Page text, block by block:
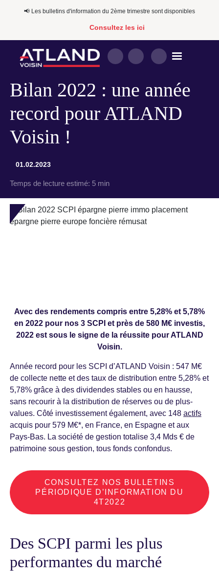
📢​​ Les bulletins d'information du 2ème trimestre sont disponibles
Consultez les ici
Bilan 2022 : une année
record pour ATLAND
Voisin !
01.02.2023
Temps de lecture estimé: 5 min
Avec des rendements compris entre 5,28% et 5,78%
en 2022 pour nos 3 SCPI et près de 580 M€ investis,
2022 est sous le signe de la réussite pour ATLAND
Voisin.
Année record pour les SCPI d’ATLAND Voisin : 547 M€
de collecte nette et des taux de distribution entre 5,28% et
5,78% grâce à des dividendes stables ou en hausse,
sans recourir à la distribution de réserves ou de plus-
values. Côté investissement également, avec 148 actifs
acquis pour 579 M€*, en France, en Espagne et aux
Pays-Bas. La société de gestion totalise 3,4 Mds € de
patrimoine sous gestion, tous fonds confondus.
CONSULTEZ NOS BULLETINS
PÉRIODIQUE D’INFORMATION DU
4T2022
Des SCPI parmi les plus
performantes du marché